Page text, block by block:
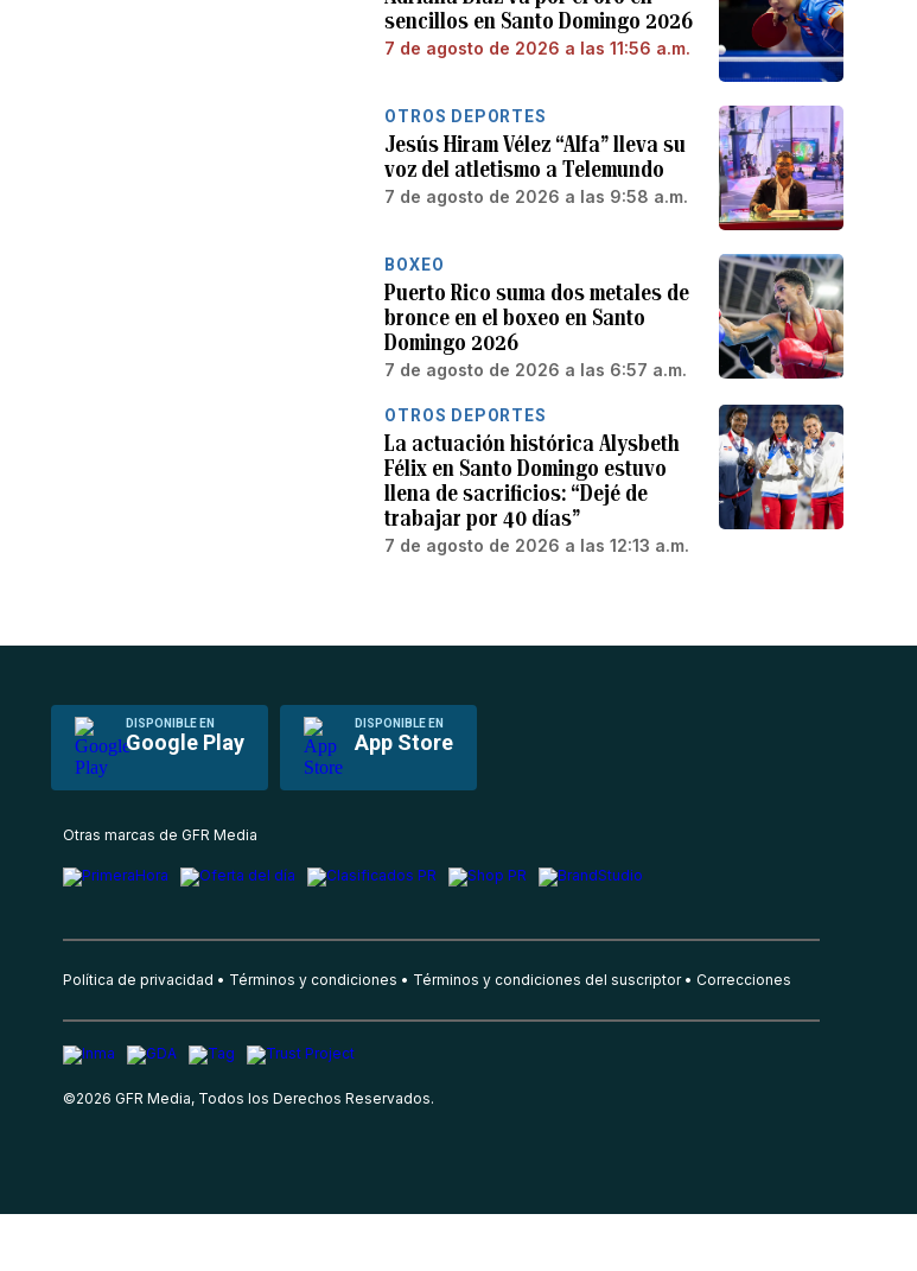
sencillos en Santo Domingo 2026
7 de agosto de 2026 a las 11:56 a.m.
OTROS DEPORTES
Jesús Hiram Vélez “Alfa” lleva su
voz del atletismo a Telemundo
7 de agosto de 2026 a las 9:58 a.m.
BOXEO
Puerto Rico suma dos metales de
bronce en el boxeo en Santo
Domingo 2026
7 de agosto de 2026 a las 6:57 a.m.
OTROS DEPORTES
La actuación histórica Alysbeth
Félix en Santo Domingo estuvo
llena de sacrificios: “Dejé de
trabajar por 40 días”
7 de agosto de 2026 a las 12:13 a.m.
DISPONIBLE EN
Google Play
DISPONIBLE EN
App Store
Otras marcas de GFR Media
Política de privacidad Términos y condiciones Términos y condiciones del suscriptor Correcciones
©2026 GFR Media, Todos los Derechos Reservados.